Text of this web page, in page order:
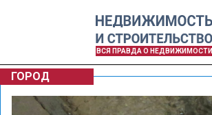
ВСЯ ПРАВДА О НЕДВИЖИМОСТИ
ГОРОД